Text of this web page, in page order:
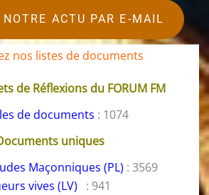
NOTRE ACTU PAR E-MAIL
nos listes de documents
de Réflexions du FORUM FM
de documents : 1074
uniques
Maçonniques (PL) : 3569
vives (LV) : 941